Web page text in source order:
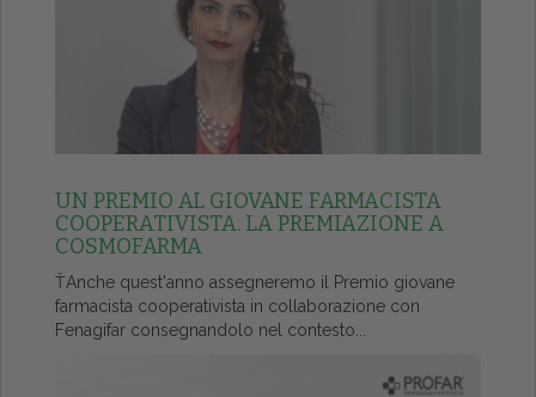
UN PREMIO AL GIOVANE FARMACISTA
COOPERATIVISTA. LA PREMIAZIONE A
COSMOFARMA
ŤAnche quest'anno assegneremo il Premio giovane
farmacista cooperativista in collaborazione con
Fenagifar consegnandolo nel contesto...